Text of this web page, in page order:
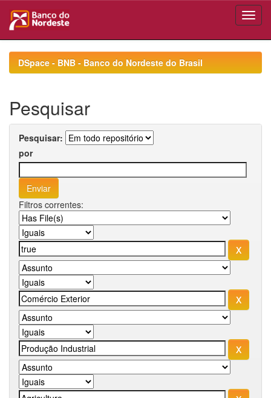
navigationDSpace - BNB - Banco do Nordeste do Brasil
Pesquisar
Pesquisar:
por
Filtros correntes: